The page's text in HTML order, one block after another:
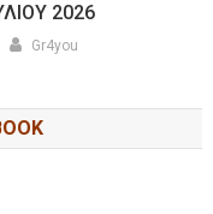
2026
Gr4you